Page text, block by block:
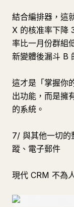
結合編排器，這
X 的核准率下降
率比一月份群組
新變體後漏斗 B
這才是「掌握你
出功能，而是擁
的系統。
7/ 與其他一切
蹤、電子郵件
現代 CRM 不為